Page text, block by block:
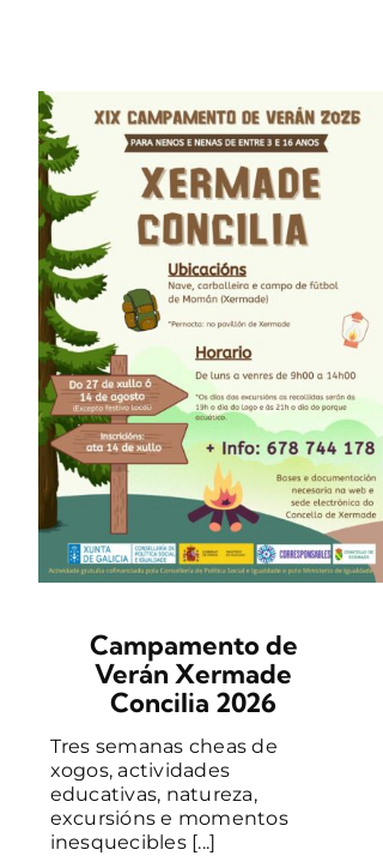
Campamento de
Verán Xermade
Concilia 2026
Tres semanas cheas de
xogos, actividades
educativas, natureza,
excursións e momentos
inesquecibles [...]